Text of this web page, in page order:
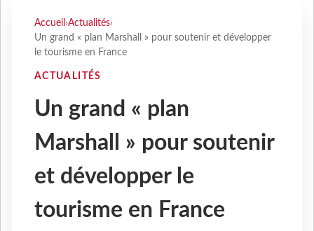
Accueil ›Actualités›
Un grand « plan Marshall » pour soutenir et développer
le tourisme en France
ACTUALITÉS
Un grand « plan
Marshall » pour soutenir
et développer le
tourisme en France